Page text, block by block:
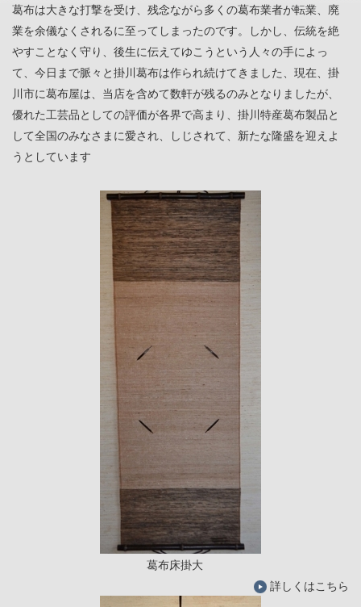
葛布は大きな打撃を受け、残念ながら多くの葛布業者が転業、廃
業を余儀なくされるに至ってしまったのです。しかし、伝統を絶
やすことなく守り、後生に伝えてゆこうという人々の手によっ
て、今日まで脈々と掛川葛布は作られ続けてきました、現在、掛
川市に葛布屋は、当店を含めて数軒が残るのみとなりましたが、
優れた工芸品としての評価が各界で高まり、掛川特産葛布製品と
して全国のみなさまに愛され、しじされて、新たな隆盛を迎えよ
うとしています
葛布床掛大
詳しくはこちら